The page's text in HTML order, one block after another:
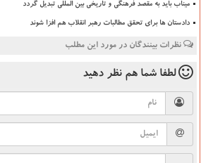
میناب باید به مقصد فرهنگی و تاریخی بین المللی تبدیل گردد
دادستان ها برای تحقق مطالبات رهبر انقلاب هم افزا شوند
نظرات بینندگان در مورد این مطلب
لطفا شما هم نظر دهید